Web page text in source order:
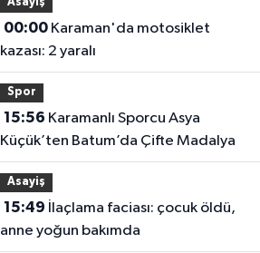
Asayiş
00:00Karaman'da motosiklet
kazası: 2 yaralı
Spor
15:56
Küçük’ten Batum’da Çifte Madalya
Asayiş
15:49
anne yoğun bakımda